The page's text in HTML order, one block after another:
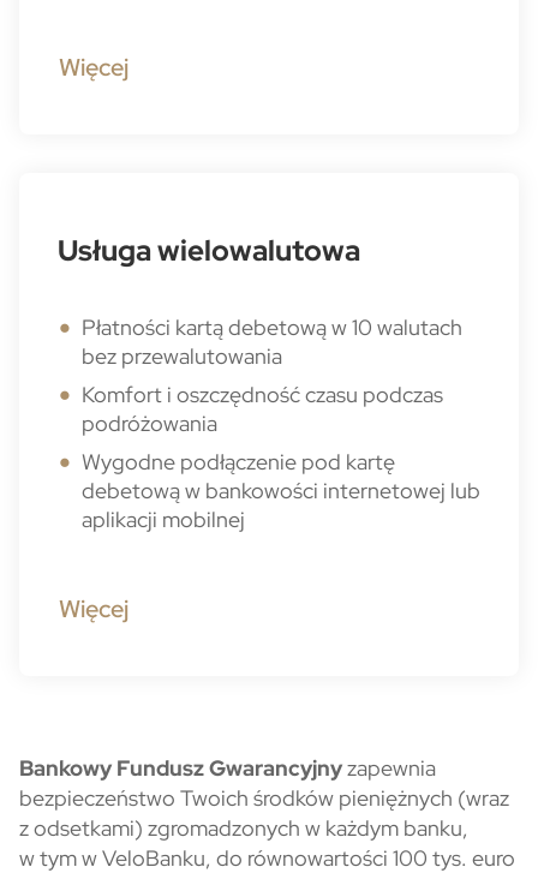
Więcej
Usługa wielowalutowa
Płatności kartą debetową w 10 walutach
bez przewalutowania
Komfort i oszczędność czasu podczas
podróżowania
Wygodne podłączenie pod kartę
debetową w bankowości internetowej lub
aplikacji mobilnej
Więcej
Bankowy Fundusz
Bankowy Fundusz Gwarancyjnyzapewnia
bezpieczeństwo Twoich środków pieniężnych (wraz
z odsetkami) zgromadzonych w każdym banku,
w tym w VeloBanku, do równowartości 100 tys. euro